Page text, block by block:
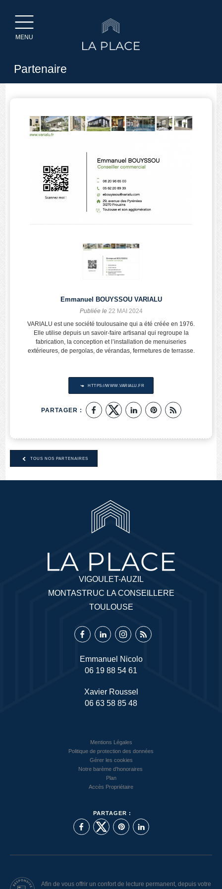
MENU
Partenaire
Emmanuel BOUYSSOU VARIALU
Publiée le 22 MAI 2024
VARIALU est une société toulousaine qui a été créée en 1976.
Elle utilise depuis un savoir-faire artisanal qui regroupe la
fabrication, la conception et l’installation de menuiseries
extérieures, de pergolas, de vérandas, fermetures de terrasse.
HTTPS://WWW.VARIALU.FR
PARTAGER :
TOUS NOS PARTENAIRES
Emmanuel Nicolo
06 19 88 54 61
VIGOULET-AUZIL
MONTASTRUC LA CONSEILLERE
TOULOUSE
Xavier Roussel
06 63 58 85 48
Mentions Légales
Politique de protection des données
Gérer les cookies
Notre barème d'honoraires
Plan
Accès Propriétaire
PARTAGER :
Afin de vous offrir un confort de lecture permanent, depuis votre